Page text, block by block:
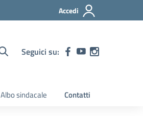
Accedi
Seguici su:
Albo sindacale Contatti